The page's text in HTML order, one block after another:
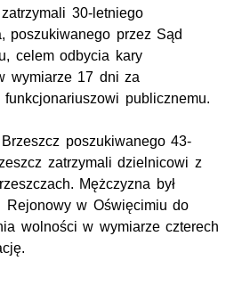
30-letniego
poszukiwanego przez Sąd
celem odbycia kary
wymiarze 17 dni za
publicznemu.
poszukiwanego 43-
zatrzymali dzielnicowi z
Mężczyzna był
Rejonowy w Oświęcimiu do
wolności w wymiarze czterech